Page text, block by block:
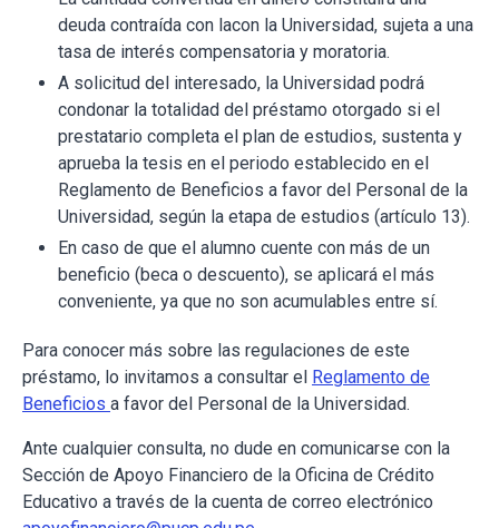
deuda contraída con lacon la Universidad, sujeta a una
tasa de interés compensatoria y moratoria.
A solicitud del interesado, la Universidad podrá
condonar la totalidad del préstamo otorgado si el
prestatario completa el plan de estudios, sustenta y
aprueba la tesis en el periodo establecido en el
Reglamento de Beneficios a favor del Personal de la
Universidad, según la etapa de estudios (artículo 13).
En caso de que el alumno cuente con más de un
beneficio (beca o descuento), se aplicará el más
conveniente, ya que no son acumulables entre sí.
Para conocer más sobre las regulaciones de este
préstamo, lo invitamos a consultar el
Reglamento de
Beneficios a favor del Personal de la Universidad.
Ante cualquier consulta, no dude en comunicarse con la
Sección de Apoyo Financiero de la Oficina de Crédito
Educativo a través de la cuenta de correo electrónico